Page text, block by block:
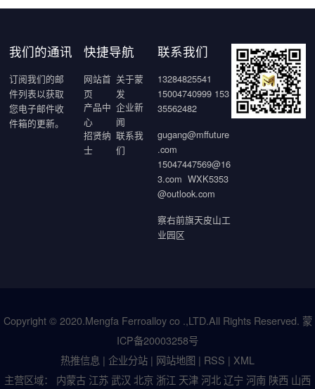
我们的通讯
订阅我们的邮
件列表以获取
您电子邮件收
件箱的更新。
快捷导航
网站首
页
关于蒙
发
产品中
心
企业新
闻
招贤纳
士
联系我
们
联系我们
13284825541
15004740999 153
35562482
gugang@mffuture
.com
15047447569@16
3.com WXK5353
@outlook.com
察右前旗天皮山工
业园区
Copyright © 2020.Mengfa Ferroalloy co .,LTD.All Rights Reserved. 蒙
ICP备20003258号
热推信息 | 企业分站 | 网站地图 | RSS | XML
主营区域： 内蒙古 江苏 武汉 北京 浙江 天津 河北辽宁 河南 陕西 山西